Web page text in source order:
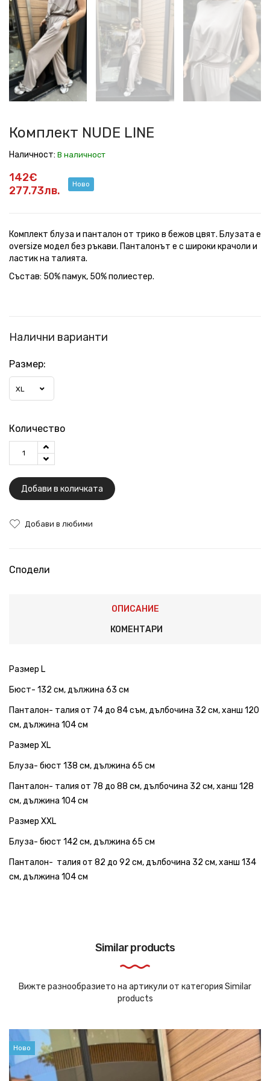
NUDE
LINE
NUDE
LINE
NUDE
LINE
NUDE
LINE
NUDE
LINE
NUDE
LINE
NUDE
LINE
Комплект NUDE LINE
Наличност: В наличност
142€
277.73лв.
Ново
Комплект блуза и панталон от трико в бежов цвят. Блузата е
oversize модел без ръкави. Панталонът е с широки крачоли и
ластик на талията.
Състав: 50% памук, 50% полиестер.
Налични варианти
Размер:
XL
Количество
Добави в количката
Добави в любими
Сподели
ОПИСАНИЕ
КОМЕНТАРИ
Размер L
Бюст- 132 см, дължина 63 см
Панталон- талия от 74 до 84 съм, дълбочина 32 см, ханш 120
см, дължина 104 см
Размер XL
Блуза- бюст 138 см, дължина 65 см
Панталон- талия от 78 до 88 см, дълбочина 32 см, ханш 128
см, дължина 104 см
Размер XXL
Блуза- бюст 142 см, дължина 65 см
Панталон- талия от 82 до 92 см, дълбочина 32 см, ханш 134
см, дължина 104 см
Similar products
Вижте разнообразието на артикули от категория Similar
products
Ново